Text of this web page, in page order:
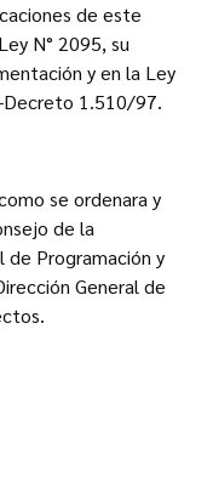
de este
N° 2095, su
y en la Ley
1.510/97.
se ordenara y
de la
de Programación y
General de